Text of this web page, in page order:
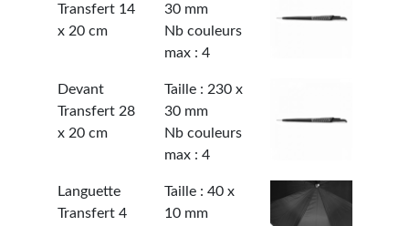
Transfert 14
x 20 cm
30 mm
Nb couleurs
max : 4
Devant
Transfert 28
x 20 cm
Taille : 230 x
30 mm
Nb couleurs
max : 4
Languette
Transfert 4
Taille : 40 x
10 mm